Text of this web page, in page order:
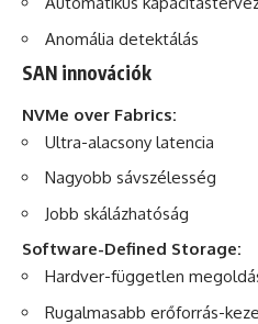
Anomália detektálás
SAN innovációk
NVMe over Fabrics:
Ultra-alacsony latencia
Nagyobb sávszélesség
Jobb skálázhatóság
Software-Defined Storage:
Hardver-független
Rugalmasabb erőforrás-